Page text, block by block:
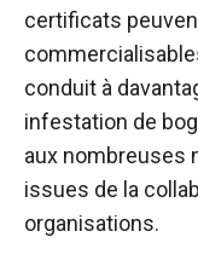
certificats
conduit à
infestation de
aux nombreuses
issues de la
organisations.